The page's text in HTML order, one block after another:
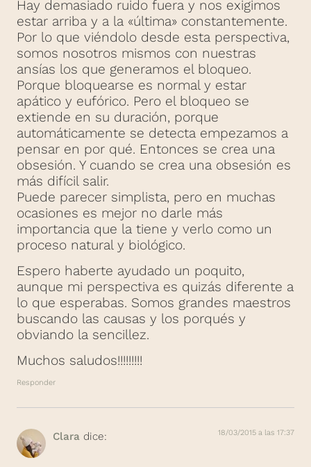
Hay demasiado ruido fuera y nos exigimos
estar arriba y a la «última» constantemente.
Por lo que viéndolo desde esta perspectiva,
somos nosotros mismos con nuestras
ansías los que generamos el bloqueo.
Porque bloquearse es normal y estar
apático y eufórico. Pero el bloqueo se
extiende en su duración, porque
automáticamente se detecta empezamos a
pensar en por qué. Entonces se crea una
obsesión. Y cuando se crea una obsesión es
más difícil salir.
Puede parecer simplista, pero en muchas
ocasiones es mejor no darle más
importancia que la tiene y verlo como un
proceso natural y biológico.
Espero haberte ayudado un poquito,
aunque mi perspectiva es quizás diferente a
lo que esperabas. Somos grandes maestros
buscando las causas y los porqués y
obviando la sencillez.
Muchos saludos!!!!!!!!!
Responder
Clara dice: 18/03/2015 a las 17:37